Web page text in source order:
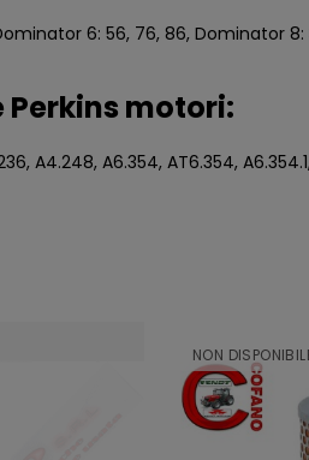
6: 56, 76, 86, Dominator 8:
motori:
A4.248, A6.354, AT6.354,
NON